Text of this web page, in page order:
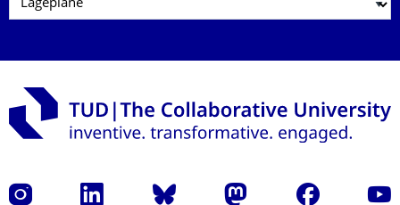
Instagram LinkedIn Bluesky Mastodon Facebook